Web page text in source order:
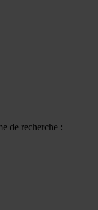
de recherche :